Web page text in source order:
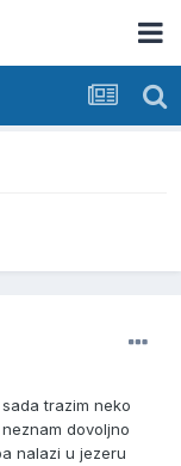
trazim neko
dovoljno
nalazi u jezeru